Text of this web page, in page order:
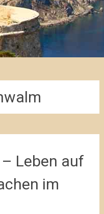
Leben auf
im